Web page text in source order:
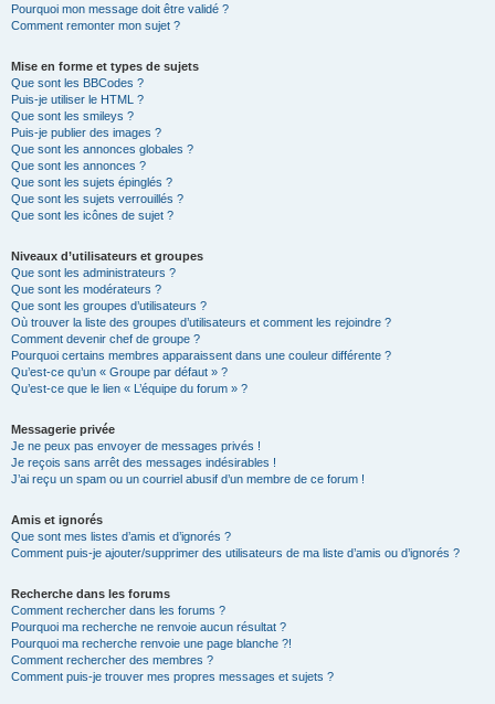
Pourquoi mon message doit être validé ?
Comment remonter mon sujet ?
Mise en forme et types de sujets
Que sont les BBCodes ?
Puis-je utiliser le HTML ?
Que sont les smileys ?
Puis-je publier des images ?
Que sont les annonces globales ?
Que sont les annonces ?
Que sont les sujets épinglés ?
Que sont les sujets verrouillés ?
Que sont les icônes de sujet ?
Niveaux d’utilisateurs et groupes
Que sont les administrateurs ?
Que sont les modérateurs ?
Que sont les groupes d’utilisateurs ?
Où trouver la liste des groupes d’utilisateurs et comment les rejoindre ?
Comment devenir chef de groupe ?
Pourquoi certains membres apparaissent dans une couleur différente ?
Qu’est-ce qu’un « Groupe par défaut » ?
Qu’est-ce que le lien « L’équipe du forum » ?
Messagerie privée
Je ne peux pas envoyer de messages privés !
Je reçois sans arrêt des messages indésirables !
J’ai reçu un spam ou un courriel abusif d’un membre de ce forum !
Amis et ignorés
Que sont mes listes d’amis et d’ignorés ?
Comment puis-je ajouter/supprimer des utilisateurs de ma liste d’amis ou d’ignorés ?
Recherche dans les forums
Comment rechercher dans les forums ?
Pourquoi ma recherche ne renvoie aucun résultat ?
Pourquoi ma recherche renvoie une page blanche ?!
Comment rechercher des membres ?
Comment puis-je trouver mes propres messages et sujets ?